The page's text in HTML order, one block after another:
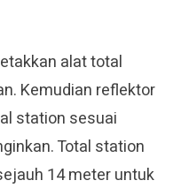
alat total
Kemudian reflektor
station sesuai
Total station
14 meter untuk